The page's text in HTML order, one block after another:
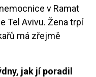
v Ramat
Tel Avivu. Žena trpí
má zřejmě
jak jí poradil